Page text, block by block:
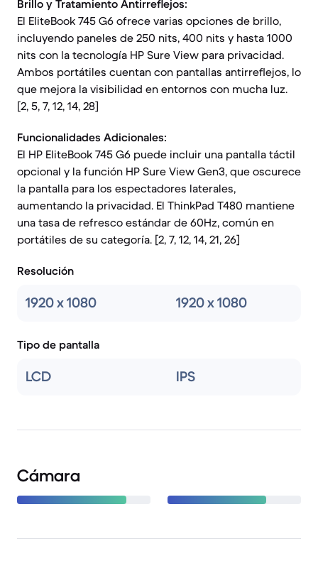
Brillo y Tratamiento Antirreflejos:
El EliteBook 745 G6 ofrece varias opciones de brillo,
incluyendo paneles de 250 nits, 400 nits y hasta 1000
nits con la tecnología HP Sure View para privacidad.
Ambos portátiles cuentan con pantallas antirreflejos, lo
que mejora la visibilidad en entornos con mucha luz.
[2, 5, 7, 12, 14, 28]
Funcionalidades Adicionales:
El HP EliteBook 745 G6 puede incluir una pantalla táctil
opcional y la función HP Sure View Gen3, que oscurece
la pantalla para los espectadores laterales,
aumentando la privacidad. El ThinkPad T480 mantiene
una tasa de refresco estándar de 60Hz, común en
portátiles de su categoría. [2, 7, 12, 14, 21, 26]
Resolución
1920 x 1080 1920 x 1080
Tipo de pantalla
LCD IPS
Cámara